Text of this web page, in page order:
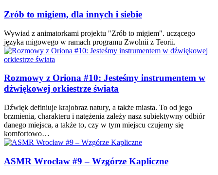
Zrób to migiem, dla innych i siebie
Wywiad z animatorkami projektu "Zrób to migiem". uczącego
języka migowego w ramach programu Zwolnii z Teorii.
Rozmowy z Oriona #10: Jesteśmy instrumentem w
dźwiękowej orkiestrze świata
Dźwięk definiuje krajobraz natury, a także miasta. To od jego
brzmienia, charakteru i natężenia zależy nasz subiektywny odbiór
danego miejsca, a także to, czy w tym miejscu czujemy się
komfortowo…
ASMR Wrocław #9 – Wzgórze Kapliczne